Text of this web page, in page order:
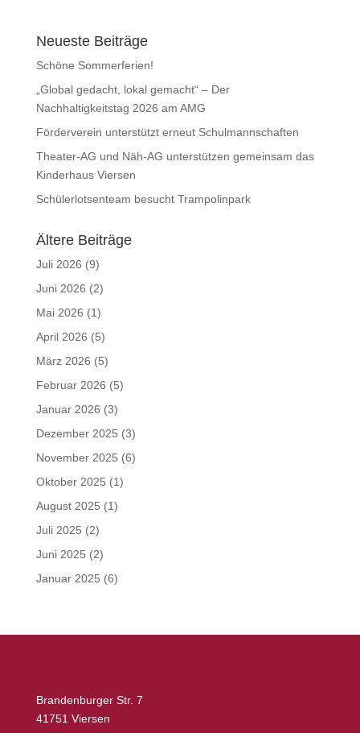
Neueste Beiträge
Schöne Sommerferien!
„Global gedacht, lokal gemacht“ – Der
Nachhaltigkeitstag 2026 am AMG
Förderverein unterstützt erneut Schulmannschaften
Theater-AG und Näh-AG unterstützen gemeinsam das
Kinderhaus Viersen
Schülerlotsenteam besucht Trampolinpark
Ältere Beiträge
Juli 2026 (9)
Juni 2026 (2)
Mai 2026 (1)
April 2026 (5)
März 2026 (5)
Februar 2026 (5)
Januar 2026 (3)
Dezember 2025 (3)
November 2025 (6)
Oktober 2025 (1)
August 2025 (1)
Juli 2025 (2)
Juni 2025 (2)
Januar 2025 (6)
Brandenburger Str. 7
41751 Viersen